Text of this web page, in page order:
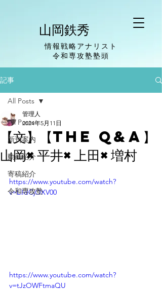
山岡鉄秀
情報戦略アナリスト
​令和専攻塾塾頭
記事
All Posts
新刊案内
動画紹介
寄稿紹介
令和専攻塾
All Posts
【文】【The Q&A】
山岡×平井×上田×増村
管理人
2024年5月11日
https://www.youtube.com/watch?
v=LlIdCjOXV00
https://www.youtube.com/watch?
v=tJzOWFtmaQU